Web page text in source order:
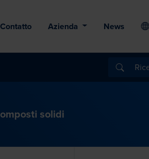
Contatto Azienda News
solidi